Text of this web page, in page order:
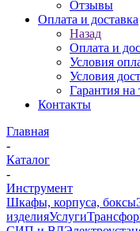
Отзывы
Оплата и доставка
Назад
Оплата и
Условия
Условия
Гарантия на
Контакты
Главная
-
Каталог
-
Инструмент
Шкафы, корпуса, боксы
изделияУслуги